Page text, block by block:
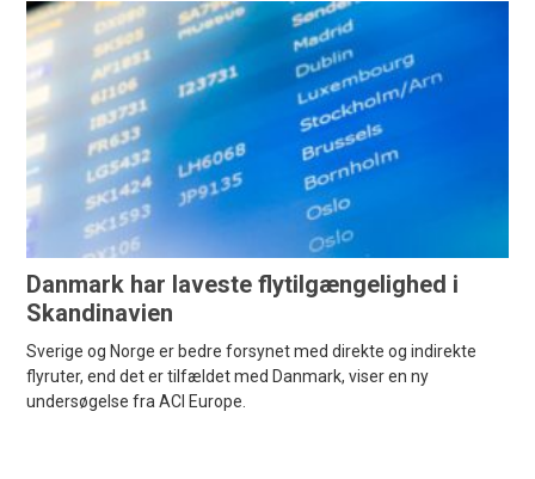
Danmark har laveste flytilgængelighed i
Skandinavien
Sverige og Norge er bedre forsynet med direkte og indirekte
flyruter, end det er tilfældet med Danmark, viser en ny
undersøgelse fra ACI Europe.